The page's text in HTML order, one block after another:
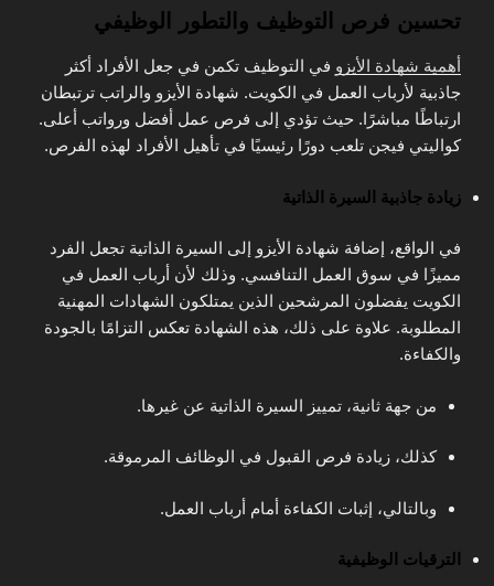
تحسين فرص التوظيف والتطور الوظيفي
أهمية شهادة الأيزو في التوظيف تكمن في جعل الأفراد أكثر
جاذبية لأرباب العمل في الكويت. شهادة الأيزو والراتب ترتبطان
ارتباطًا مباشرًا. حيث تؤدي إلى فرص عمل أفضل ورواتب أعلى.
كواليتي فيجن تلعب دورًا رئيسيًا في تأهيل الأفراد لهذه الفرص.
زيادة جاذبية السيرة الذاتية
في الواقع، إضافة شهادة الأيزو إلى السيرة الذاتية تجعل الفرد
مميزًا في سوق العمل التنافسي. وذلك لأن أرباب العمل في
الكويت يفضلون المرشحين الذين يمتلكون الشهادات المهنية
المطلوبة. علاوة على ذلك، هذه الشهادة تعكس التزامًا بالجودة
والكفاءة.
من جهة ثانية، تمييز السيرة الذاتية عن غيرها.
كذلك، زيادة فرص القبول في الوظائف المرموقة.
وبالتالي، إثبات الكفاءة أمام أرباب العمل.
الترقيات الوظيفية